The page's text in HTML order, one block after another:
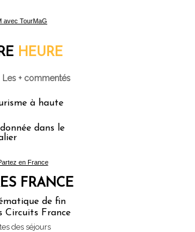
du voyage
HEURE
Les + commentés
à haute
dans le
FRANCE
de fin
Circuits France
des séjours